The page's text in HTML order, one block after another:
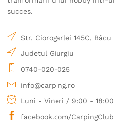
succes.
Str. Ciorogarlei 145C,
Judetul Giurgiu
0740-020-025
info@carping.ro
Luni - Vineri / 9:00 - 18:00
facebook.com/CarpingClub